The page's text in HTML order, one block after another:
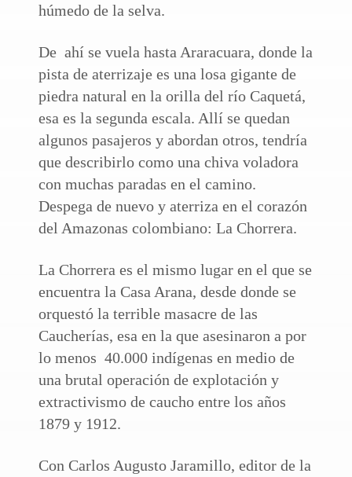
húmedo de la selva.
De ahí se vuela hasta Araracuara, donde la
pista de aterrizaje es una losa gigante de
piedra natural en la orilla del río Caquetá,
esa es la segunda escala. Allí se quedan
algunos pasajeros y abordan otros, tendría
que describirlo como una chiva voladora
con muchas paradas en el camino.
Despega de nuevo y aterriza en el corazón
del Amazonas colombiano: La Chorrera.
La Chorrera es el mismo lugar en el que se
encuentra la Casa Arana, desde donde se
orquestó la terrible masacre de las
Caucherías, esa en la que asesinaron a por
lo menos 40.000 indígenas en medio de
una brutal operación de explotación y
extractivismo de caucho entre los años
1879 y 1912.
Con Carlos Augusto Jaramillo, editor de la